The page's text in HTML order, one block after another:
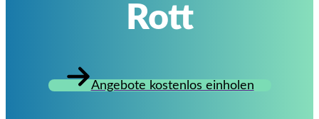
Rott
Angebote kostenlos einholen